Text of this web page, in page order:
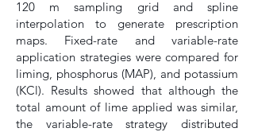
120 m sampling grid and spline
interpolation to generate prescription
maps. Fixed-rate and variable-rate
application strategies were compared for
liming, phosphorus (MAP), and potassium
(KCl). Results showed that although the
total amount of lime applied was similar,
the variable-rate strategy distributed